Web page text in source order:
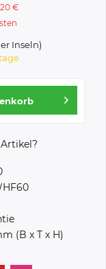
€
Inseln)
(B x T x H)